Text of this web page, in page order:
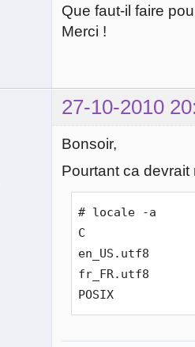
Que faut-il faire
Merci !
27-10-2010
Bonsoir,
Pourtant ca
# locale -a
C
en_US.utf8
fr_FR.utf8
POSIX